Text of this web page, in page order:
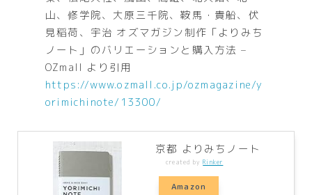
山、修学院、大原三千院、鞍馬・貴船、伏
見稲荷、宇治 オズマガジン制作「よりみち
ノート」のバリエーションと購入方法 –
OZmall より引用
https://www.ozmall.co.jp/ozmagazine/y
orimichinote/13300/
京都 よりみちノート
created byRinker
Amazon